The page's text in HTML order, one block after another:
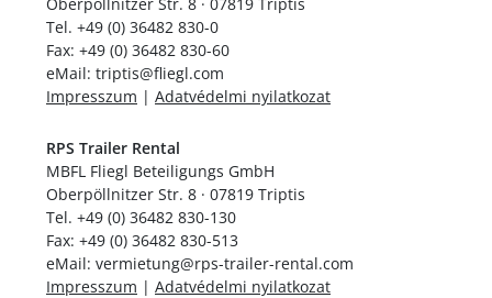
Tel. +49 (0) 36482 830-0
Fax: +49 (0) 36482 830-60
eMail: triptis@fliegl.com
Impresszum | Adatvédelmi nyilatkozat
RPS Trailer Rental
MBFL Fliegl Beteiligungs GmbH
Oberpöllnitzer Str. 8 · 07819 Triptis
Tel. +49 (0) 36482 830-130
Fax: +49 (0) 36482 830-513
eMail: vermietung@rps-trailer-rental.com
Impresszum | Adatvédelmi nyilatkozat